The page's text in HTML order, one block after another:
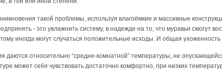
такой проблемы, используя влагоёмкие и массивные
- это увлажнить систему, в надежде на то, что муравьи смогут
иногда могут случаться положительные исходы. И общая
даются относительно “средне-комнатной” температуры, не
может себя чувствовать достаточно комфортно, при низких